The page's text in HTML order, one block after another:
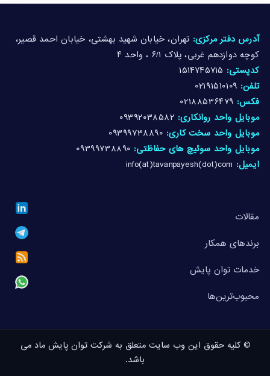
مقالات
برندهای همکار
خدمات توان پایش
محبوب‌ترین‌ها
آدرس دفتر مرکزی: تهران، خیابان شهید بهشتی، خیابان احمد قصیر،
کوچه دوازدهم غربی، پلاک ۶/۱ ، واحد ۴
کدپستی: ۱۵۱۴۷۴۵۷۱۵
تلفن: ۰۲۱۹۱۵۱۰۱۰۹
فکس: ۰۲۱۸۸۵۳۶۴۷۹
موبایل واحد روانکاری: ۰۹۳۹۲۰۳۸۵۸۲
موبایل واحد سخت کاری: ۰۹۳۹۹۷۳۸۸۹۰
موبایل واحد سوئیچ های حفاظتی: ۰۹۳۹۹۷۳۸۸۹۰
ایمیل: info(at)tavanpayesh(dot)com
© کلیه حقوق این وب سایت متعلق به شرکت توان پایش ماد می
باشد.